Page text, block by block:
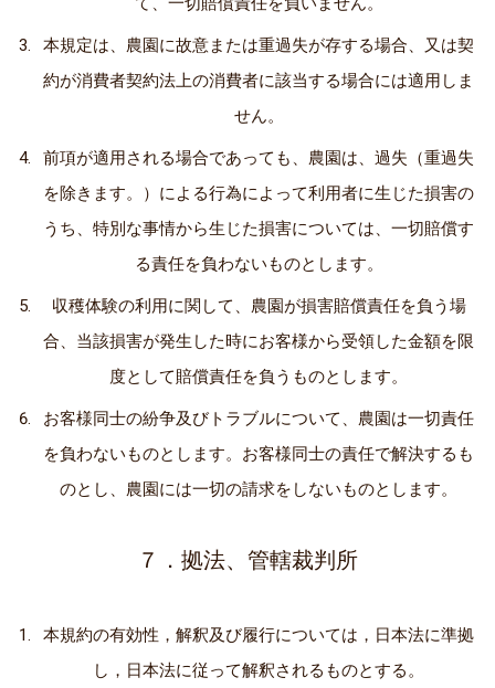
本規定は、農園に故意または重過失が存する場合、又は契
約が消費者契約法上の消費者に該当する場合には適用しま
せん。
前項が適用される場合であっても、農園は、過失（重過失
を除きます。）による行為によって利用者に生じた損害の
うち、特別な事情から生じた損害については、一切賠償す
る責任を負わないものとします。
収穫体験の利用に関して、農園が損害賠償責任を負う場
合、当該損害が発生した時にお客様から受領した金額を限
度として賠償責任を負うものとします。
お客様同士の紛争及びトラブルについて、農園は一切責任
を負わないものとします。お客様同士の責任で解決するも
のとし、農園には一切の請求をしないものとします。
７．拠法、管轄裁判所
本規約の有効性，解釈及び履行については，日本法に準拠
し，日本法に従って解釈されるものとする。